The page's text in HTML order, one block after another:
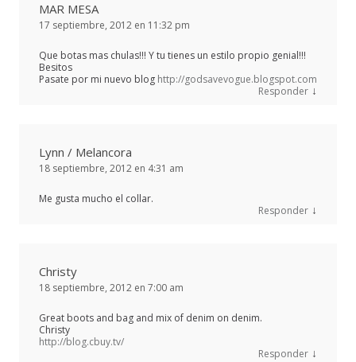
MAR MESA
17 septiembre, 2012 en 11:32 pm
Que botas mas chulas!!! Y tu tienes un estilo propio genial!!!
Besitos
Pasate por mi nuevo blog http://godsavevogue.blogspot.com
Responder ↓
Lynn / Melancora
18 septiembre, 2012 en 4:31 am
Me gusta mucho el collar.
Responder ↓
Christy
18 septiembre, 2012 en 7:00 am
Great boots and bag and mix of denim on denim.
Christy
http://blog.cbuy.tv/
Responder ↓